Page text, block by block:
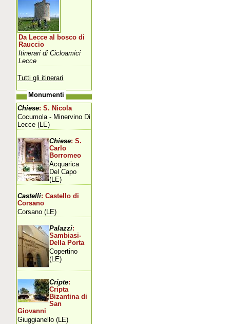
Da Lecce al bosco di
Rauccio
Itinerari di Cicloamici
Lecce
Tutti gli itinerari
Monumenti
Chiese: S. Nicola
Cocumola - Minervino Di
Lecce (LE)
Chiese: S.
Carlo
Borromeo
Acquarica
Del Capo
(LE)
Castelli: Castello di
Corsano
Corsano (LE)
Palazzi:
Sambiasi-
Della Porta
Copertino
(LE)
Cripte:
Cripta
Bizantina di
San
Giovanni
Giuggianello (LE)